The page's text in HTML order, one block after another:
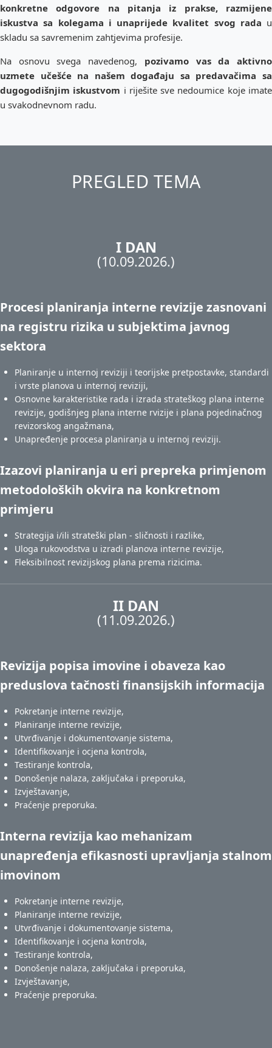
konkretne odgovore na pitanja iz prakse, razmijene
iskustva sa kolegama i unaprijede kvalitet svog rada u
skladu sa savremenim zahtjevima profesije.
Na osnovu svega navedenog, pozivamo vas da aktivno
uzmete učešće na našem događaju sa predavačima sa
dugogodišnjim iskustvom i riješite sve nedoumice koje imate
u svakodnevnom radu.
PREGLED TEMA
I DAN
(10.09.2026.)
Procesi planiranja interne revizije zasnovani
na registru rizika u subjektima javnog
sektora
Planiranje u internoj reviziji i teorijske pretpostavke, standardi
i vrste planova u internoj reviziji,
Osnovne karakteristike rada i izrada strateškog plana interne
revizije, godišnjeg plana interne rvizije i plana pojedinačnog
revizorskog angažmana,
Unapređenje procesa planiranja u internoj reviziji.
Izazovi planiranja u eri prepreka primjenom
metodoloških okvira na konkretnom
primjeru
Strategija i/ili strateški plan - sličnosti i razlike,
Uloga rukovodstva u izradi planova interne revizije,
Fleksibilnost revizijskog plana prema rizicima.
II DAN
(11.09.2026.)
Revizija popisa imovine i obaveza kao
preduslova tačnosti finansijskih informacija
Pokretanje interne revizije,
Planiranje interne revizije,
Utvrđivanje i dokumentovanje sistema,
Identifikovanje i ocjena kontrola,
Testiranje kontrola,
Donošenje nalaza, zaključaka i preporuka,
Izvještavanje,
Praćenje preporuka.
Interna revizija kao mehanizam
unapređenja efikasnosti upravljanja stalnom
imovinom
Pokretanje interne revizije,
Planiranje interne revizije,
Utvrđivanje i dokumentovanje sistema,
Identifikovanje i ocjena kontrola,
Testiranje kontrola,
Donošenje nalaza, zaključaka i preporuka,
Izvještavanje,
Praćenje preporuka.